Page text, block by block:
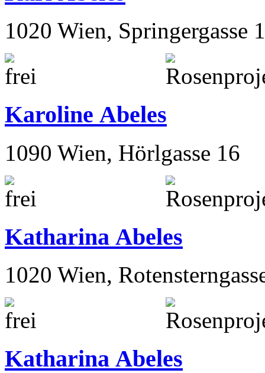
1020 Wien, Springergasse
Karoline Abeles
1090 Wien, Hörlgasse 16
Katharina Abeles
1020 Wien,
Katharina Abeles